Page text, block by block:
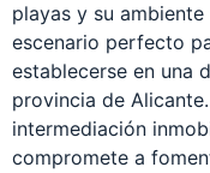
playas y su
escenario perfecto
establecerse en una
provincia de
intermediación
compromete a